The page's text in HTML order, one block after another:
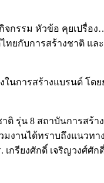
กรรม หัวข้อ คุยเปรื่อ
ยกับการสร้างชาติ แ
นการสร้างแบรนด์ โ
น 8 สถาบันการสร้า
งานได้ทราบถึงแนว
รียงศักดิ์ เจริญวงศ์ศั